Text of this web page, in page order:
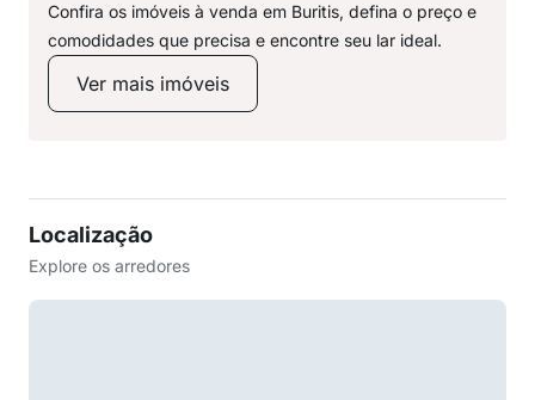
Confira os imóveis à venda em Buritis, defina o preço e
comodidades que precisa e encontre seu lar ideal.
Ver mais imóveis
Localização
Explore os arredores